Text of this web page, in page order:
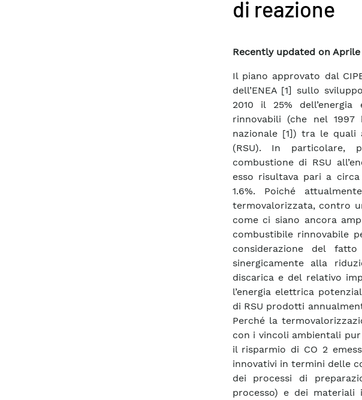
di reazione
Recently updated on Aprile
Il piano approvato dal
dell’ENEA [1] sullo
2010 il 25%
rinnovabili (che nel
nazionale [1]) tra le
(RSU). In particolare,
combustione di RSU
esso risultava pari a
1.6%. Poiché
termovalorizzata, contro
come ci siano ancora
combustibile rinnovabile
considerazione del
sinergicamente alla
discarica e del relativo
l’energia elettrica
di RSU prodotti
Perché la
con i vincoli ambientali
il risparmio di CO 2
innovativi in termini delle
dei processi di
processo) e dei